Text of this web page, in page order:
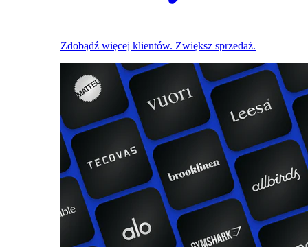
Zdobądź więcej klientów. Zwiększ sprzedaż.